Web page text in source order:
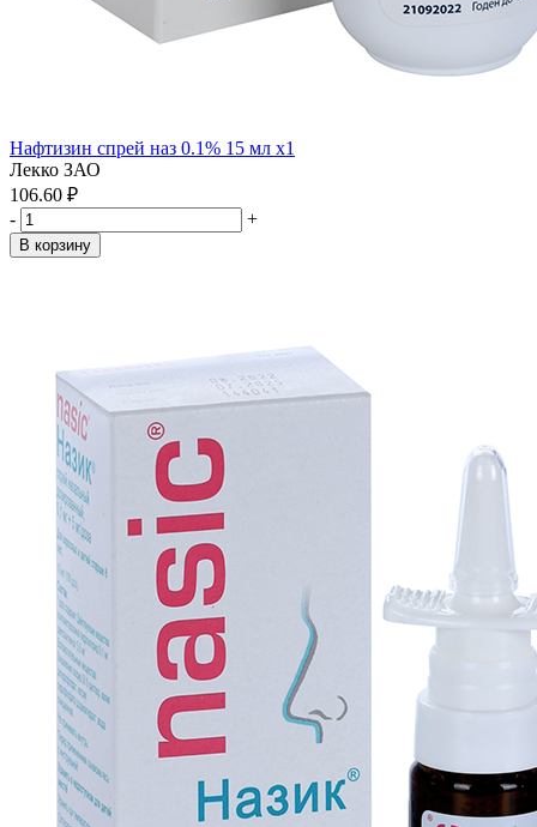
Нафтизин спрей наз 0.1% 15 мл x1
Лекко ЗАО
106.60 ₽
-
+
В корзину